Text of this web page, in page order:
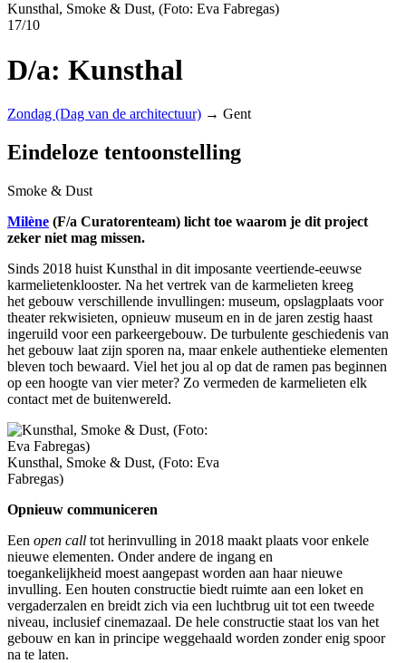
Kunsthal, Smoke & Dust, (Foto: Eva Fabregas)
17/10
D/a: Kunsthal
Zondag (Dag van de architectuur) → Gent
Eindeloze tentoonstelling
Smoke & Dust
Milène (F/a Curatorenteam) licht toe waarom je dit project
zeker niet mag missen.
Sinds 2018 huist Kunsthal in dit imposante veertiende-eeuwse
karmelietenklooster. Na het vertrek van de karmelieten kreeg
het gebouw verschillende invullingen: museum, opslagplaats voor
theater rekwisieten, opnieuw museum en in de jaren zestig haast
ingeruild voor een parkeergebouw. De turbulente geschiedenis van
het gebouw laat zijn sporen na, maar enkele authentieke elementen
bleven toch bewaard. Viel het jou al op dat de ramen pas beginnen
op een hoogte van vier meter? Zo vermeden de karmelieten elk
contact met de buitenwereld.
Kunsthal, Smoke & Dust, (Foto: Eva
Fabregas)
Opnieuw communiceren
Een open call tot herinvulling in 2018 maakt plaats voor enkele
nieuwe elementen. Onder andere de ingang en
toegankelijkheid moest aangepast worden aan haar nieuwe
invulling. Een houten constructie biedt ruimte aan een loket en
vergaderzalen en breidt zich via een luchtbrug uit tot een tweede
niveau, inclusief cinemazaal. De hele constructie staat los van het
gebouw en kan in principe weggehaald worden zonder enig spoor
na te laten.